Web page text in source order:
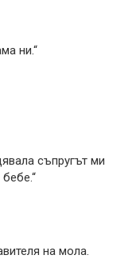
ни.“
съпругът ми
на мола.